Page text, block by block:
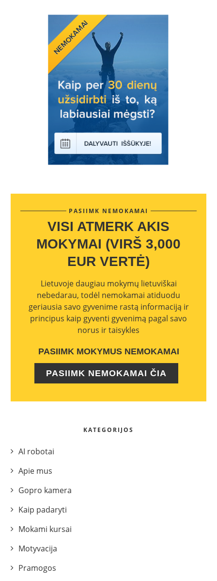
PASIIMK NEMOKAMAI
VISI ATMERK AKIS
MOKYMAI (VIRŠ 3,000
EUR VERTĖ)
Lietuvoje daugiau mokymų lietuviškai
nebedarau, todėl nemokamai atiduodu
geriausia savo gyvenime rastą informaciją ir
principus kaip gyventi gyvenimą pagal savo
norus ir taisykles
PASIIMK MOKYMUS NEMOKAMAI
PASIIMK NEMOKAMAI ČIA
KATEGORIJOS
AI robotai
Apie mus
Gopro kamera
Kaip padaryti
Mokami kursai
Motyvacija
Pramogos